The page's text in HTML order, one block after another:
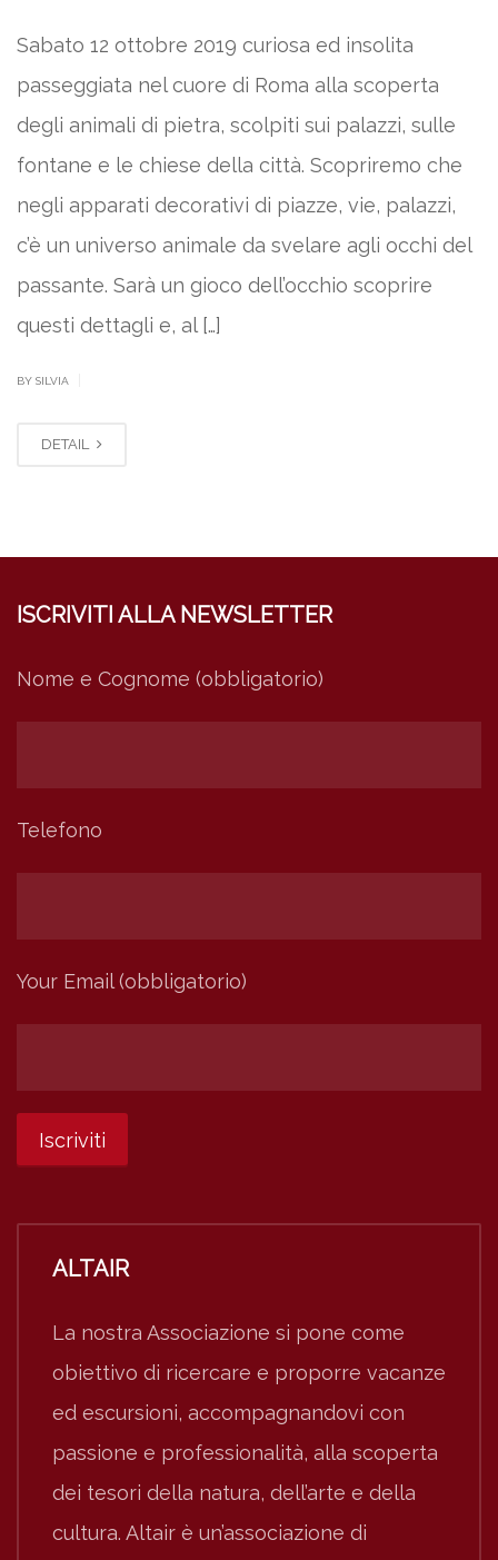
Sabato 12 ottobre 2019 curiosa ed insolita
passeggiata nel cuore di Roma alla scoperta
degli animali di pietra, scolpiti sui palazzi, sulle
fontane e le chiese della città. Scopriremo che
negli apparati decorativi di piazze, vie, palazzi,
c’è un universo animale da svelare agli occhi del
passante. Sarà un gioco dell’occhio scoprire
questi dettagli e, al […]
BY SILVIA
DETAIL
ISCRIVITI ALLA NEWSLETTER
Nome e Cognome (obbligatorio)
Telefono
Your Email (obbligatorio)
ALTAIR
La nostra Associazione si pone come
obiettivo di ricercare e proporre vacanze
ed escursioni, accompagnandovi con
passione e professionalità, alla scoperta
dei tesori della natura, dell’arte e della
cultura. Altair è un’associazione di